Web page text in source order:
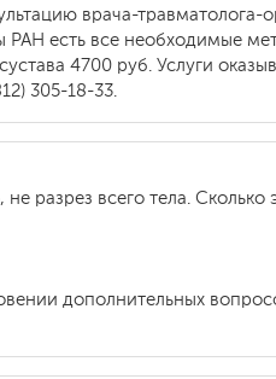
врача-травматолога-
РАН есть все необходимые
4700 руб. Услуги
305-18-33.
разрез всего тела. Сколько
дополнительных